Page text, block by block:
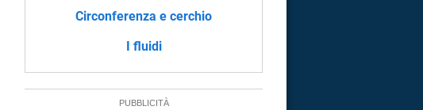
Circonferenza e cerchio
I fluidi